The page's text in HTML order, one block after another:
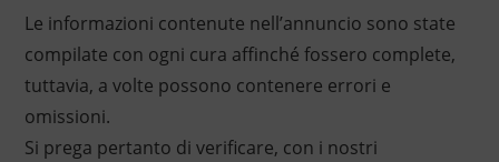
Le informazioni contenute nell’annuncio sono state
compilate con ogni cura affinché fossero complete,
tuttavia, a volte possono contenere errori e
omissioni.
Si prega pertanto di verificare, con i nostri